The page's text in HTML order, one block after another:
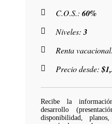
C.O.S.:60%
Niveles:3
Renta
Precio desde:
Recibe la
desarrollo
disponibilidad,